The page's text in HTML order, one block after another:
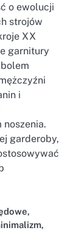
o ewolucji
strojów
XX
garnitury
i
garderoby,
,
,